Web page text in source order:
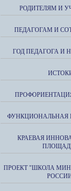
РОДИТЕЛЯМ И
ПЕДАГОГАМ И
ГОД ПЕДАГОГА И
ФУНКЦИОНАЛЬНАЯ
КРАЕВАЯ
ПРОЕКТ "ШКОЛА